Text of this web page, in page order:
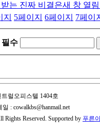
는 진짜 비결은새 창 열
지 5페이지 6페이지 7페이
필수
럴오피스텔 1404호
: cowalkbs@hanmail.net
Reserved. Supported by 푸른